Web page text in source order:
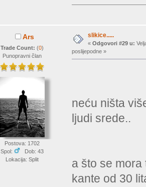
Ars
Trade Count: (0)
Punopravni član
Postova: 1702
Spol:
Dob: 43
Lokacija: Split
slikice.....
« Odgovori #29 u:
poslijepodne »
neću ništa
ljudi srede..
a što se mora
kante od 30